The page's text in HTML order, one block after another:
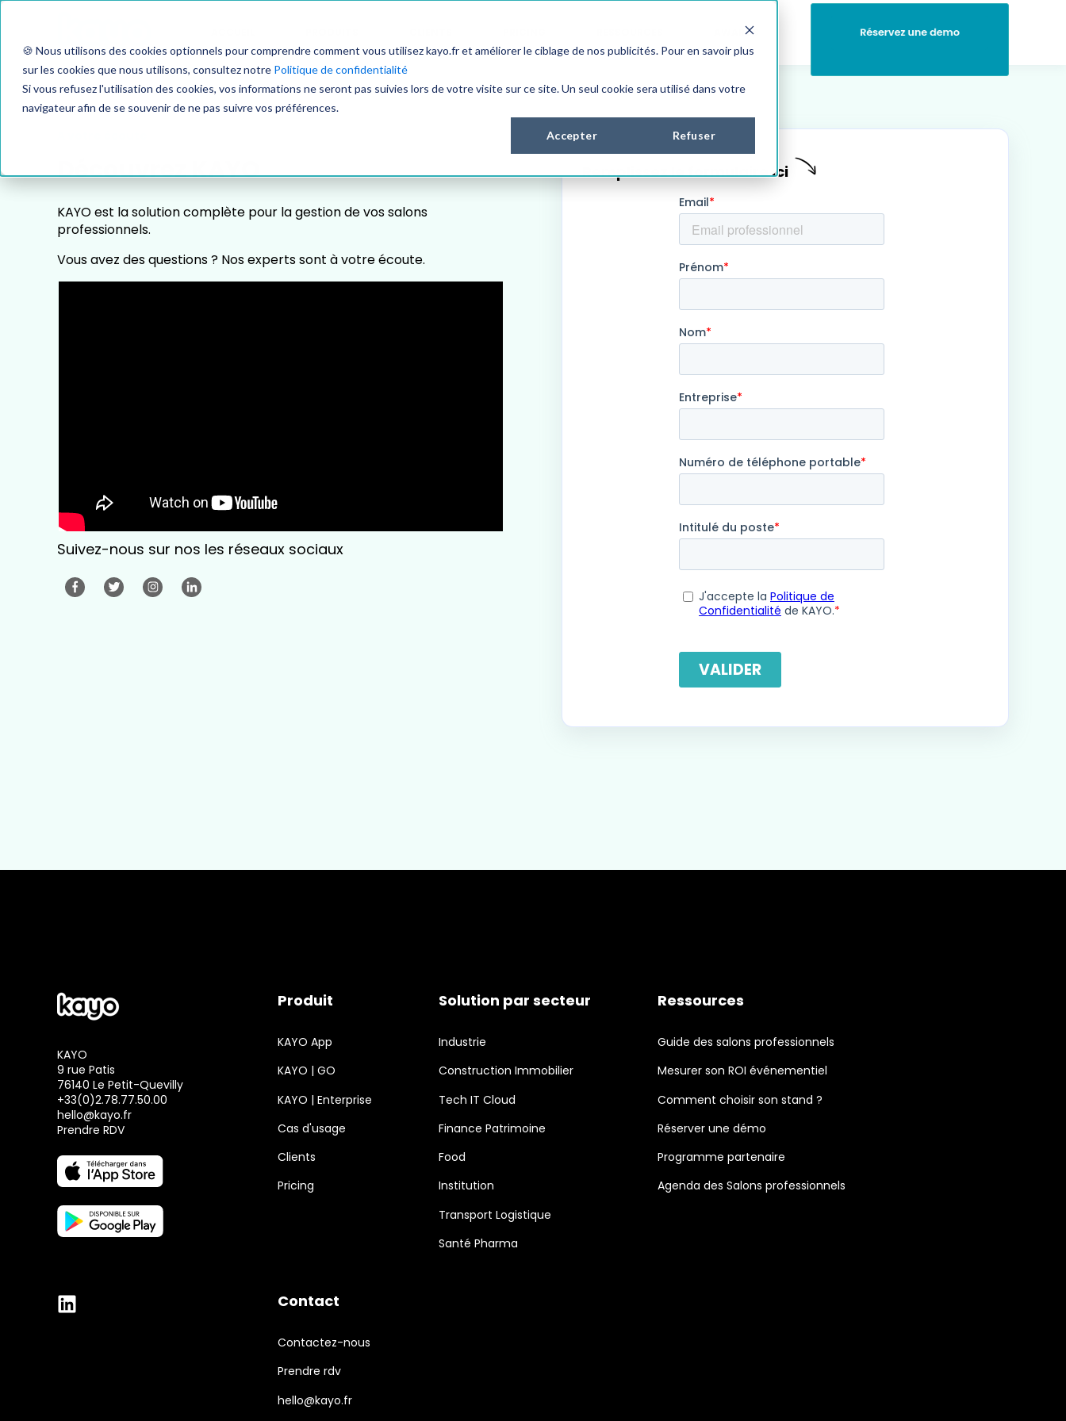
🍪 Nous utilisons des cookies optionnels pour comprendre comment vous utilisez kayo.fr et améliorer le ciblage de nos publicités. Pour en savoir plus
sur les cookies que nous utilisons, consultez notre Politique de confidentialité
Si vous refusez l'utilisation des cookies, vos informations ne seront pas suivies lors de votre visite sur ce site. Un seul cookie sera utilisé dans votre
navigateur afin de se souvenir de ne pas suivre vos préférences.
Accepter Refuser
AWARDS
Découvrez KAYO
KAYO est la solution complète pour la gestion de vos salons
professionnels.
Vous avez des questions ? Nos experts sont à votre écoute.
Suivez-nous sur nos les réseaux sociaux
Remplissez le formulaire ici
KAYO
9 rue Patis
76140 Le Petit-Quevilly
+33(0)2.78.77.50.00
hello@kayo.fr
Prendre RDV
Produit
KAYO App
KAYO | GO
KAYO | Enterprise
Cas d'usage
Clients
Pricing
Solution par secteur
Industrie
Construction Immobilier
Tech IT Cloud
Finance Patrimoine
Food
Institution
Transport Logistique
Santé Pharma
Ressources
Guide des salons professionnels
Mesurer son ROI événementiel
Comment choisir son stand ?
Réserver une démo
Programme partenaire
Agenda des Salons professionnels
Contact
Contactez-nous
Prendre rdv
hello@kayo.fr